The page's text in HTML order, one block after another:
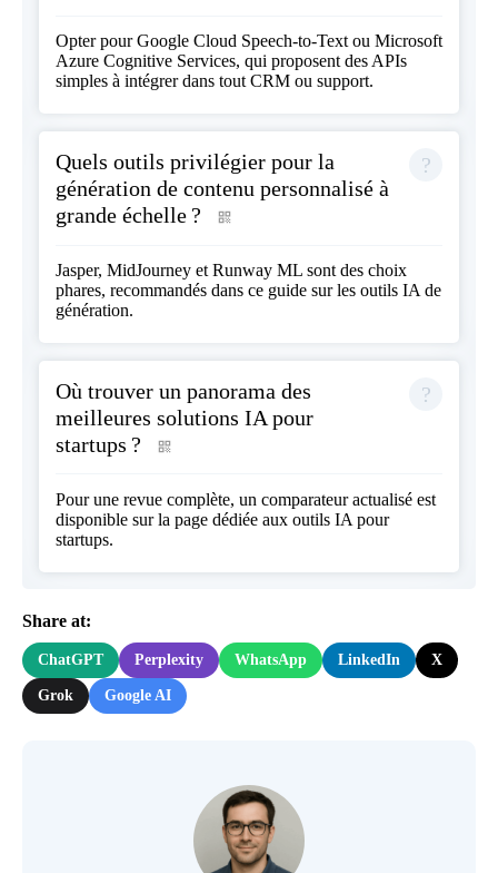
Opter pour Google Cloud Speech-to-Text ou Microsoft
Azure Cognitive Services, qui proposent des APIs
simples à intégrer dans tout CRM ou support.
Quels outils privilégier pour la
génération de contenu personnalisé à
grande échelle ?
Jasper, MidJourney et Runway ML sont des choix
phares, recommandés dans ce guide sur les outils IA de
génération.
Où trouver un panorama des
meilleures solutions IA pour
startups ?
Pour une revue complète, un comparateur actualisé est
disponible sur la page dédiée aux outils IA pour
startups.
Share at:
ChatGPT Perplexity WhatsApp LinkedIn X
Grok Google AI